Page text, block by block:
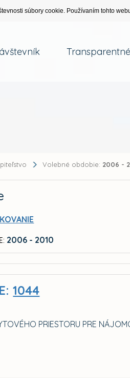
súbory cookie. Používaním tohto
Volebné obdobie: 2006 -
2006 - 2010
1044
PRIESTORU PRE